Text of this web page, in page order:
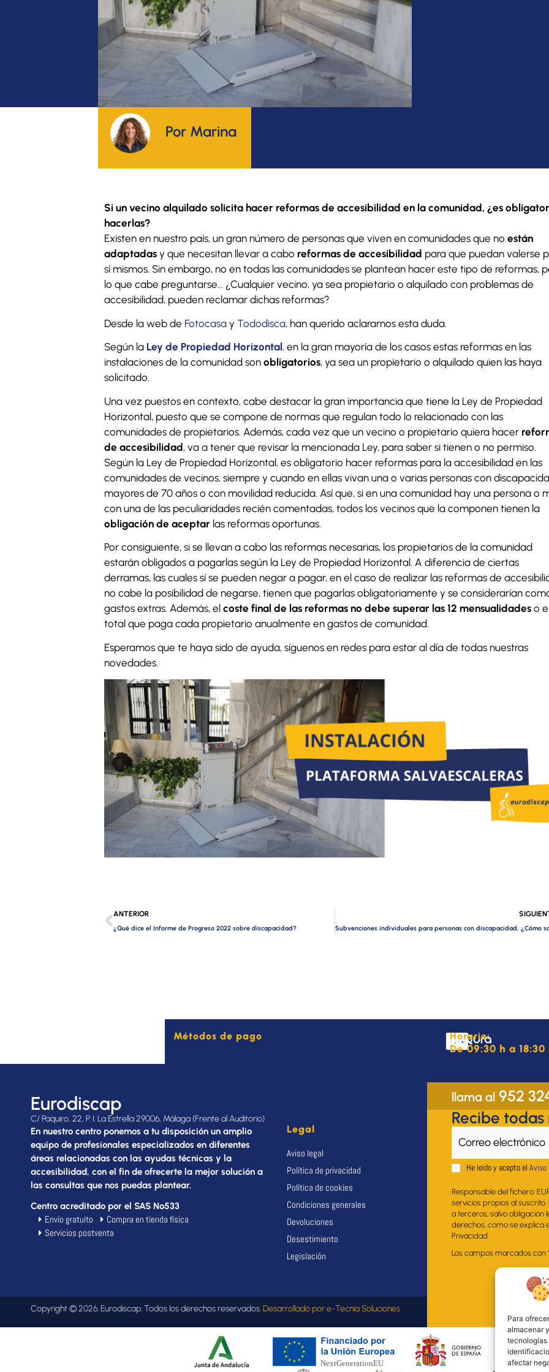
Para
almacenar
tecnologías
afectar
Por Marina
Si un vecino alquilado solicita hacer reformas de accesibilidad en la comunidad, ¿es
hacerlas?
Existen en nuestro país, un gran número de personas que viven en comunidades que no están
adaptadasy que necesitan llevar a cabo reformas de accesibilidad para que puedan valerse
sí mismos. Sin embargo, no en todas las comunidades se plantean hacer este tipo de reformas,
lo que cabe preguntarse… ¿Cualquier vecino, ya sea propietario o alquilado con problemas de
accesibilidad, pueden reclamar dichas reformas?
Desde la web de Fotocasay Tododisca, han querido aclararnos esta duda.
Según la Ley de Propiedad Horizontal,en la gran mayoría de los casos estas reformas en las
instalaciones de la comunidad son obligatorios, ya sea un propietario o alquilado quien las haya
solicitado.
Una vez puestos en contexto, cabe destacar la gran importancia que tiene la Ley de Propiedad
Horizontal, puesto que se compone de normas que regulan todo lo relacionado con las
comunidades de propietarios. Además, cada vez que un vecino o propietario quiera hacer
de accesibilidad, va a tener que revisar la mencionada Ley, para saber si tienen o no permiso.
Según la Ley de Propiedad Horizontal, es obligatorio hacer reformas para la accesibilidad en las
comunidades de vecinos, siempre y cuando en ellas vivan una o varias personas con
mayores de 70 años o con movilidad reducida. Así que, si en una comunidad hay una persona o
con una de las peculiaridades recién comentadas, todos los vecinos que la componen tienen la
obligación de aceptarlas reformas oportunas.
Por consiguiente, si se llevan a cabo las reformas necesarias, los propietarios de la comunidad
estarán obligados a pagarlas según la Ley de Propiedad Horizontal. A diferencia de ciertas
derramas, las cuales sí se pueden negar a pagar, en el caso de realizar las reformas de
no cabe la posibilidad de negarse, tienen que pagarlas obligatoriamente y se considerarían
gastos extras. Además, el coste final de las reformas no debe superar las 12 mensualidadeso el
total que paga cada propietario anualmente en gastos de comunidad.
Esperamos que te haya sido de ayuda, síguenos en redes para estar al día de todas nuestras
novedades.
Ant
ANTERIOR
¿Qué dice el Informe de Progreso 2022 sobre discapacidad?
Métodos de pago Horario:
De 09:30 h a 18:30
Eurodiscap
C/ Paquiro, 22, P. I. La Estrella 29006, Málaga (Frente al Auditorio)
En nuestro centro ponemos a tu disposición un amplio
equipo de profesionales especializados en diferentes
áreas relacionadas con las ayudas técnicas y la
accesibilidad, con el fin de ofrecerte la mejor solución a
las consultas que nos puedas plantear.
Centro acreditado por el SAS Nº533
Envío gratuito
Compra en tienda física
Servicios postventa
Legal
Aviso legal
Política de privacidad
Política de cookies
Condiciones generales
Devoluciones
Desestimiento
Legislación
llama al952
Recibe
He leido y acepto el Aviso
Responsable del fichero:
servicios propios al
a terceros, salvo obligación
derechos, como se explica
Privacidad.
Los campos marcados con
Copyright © 2026. Eurodiscap. Todos los derechos reservados.Desarrollado pore-Tecnia Soluciones